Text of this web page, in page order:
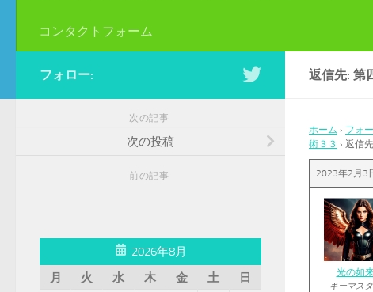
コンタクトフォーム
返信先: 第
ホーム › フォ
術３３ › 返信
2023年2月3
光の如
キーマス
フォロー:
次の記事
次の投稿
前の記事
2026年8月
月
火 水 木 金 土
日